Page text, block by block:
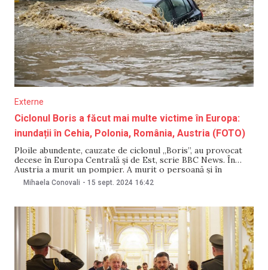
Externe
Ciclonul Boris a făcut mai multe victime în Europa:
inundații în Cehia, Polonia, România, Austria (FOTO)
Ploile abundente, cauzate de ciclonul „Boris”, au provocat
decese în Europa Centrală și de Est, scrie BBC News. În
Austria a murit un pompier. A murit o persoană și în
Polonia. În România, cinci persoane au decedat. Cele mai
multe precipitații au căzut în Cehia. Aici, în unele zone s-a
Mihaela Conovali - 15 sept. 2024 16:42